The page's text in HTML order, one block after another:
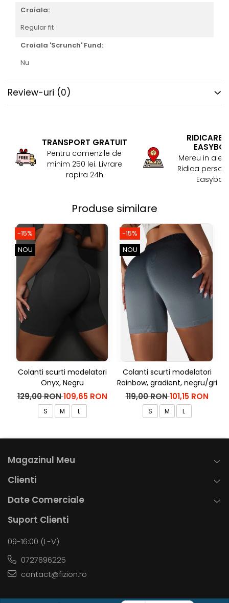
Croiala:
Regular fit
Croiala 'Scrunch' Fund:
Nu
Review-uri (0)
TRANSPORT GRATUIT
Pentru comenzile de
minim 250 lei. Livrare
rapira 24h
RIDICARE
Mereu in
Ridica
Easybox!
Produse similare
-15%
NOU
Colanti scurti modelatori
Onyx, Negru
129,00 RON109,65 RON
S M L
-15%
NOU
Colanti scurti modelatori
Rainbow, gradient, negru/gri
119,00 RON101,15 RON
S M L
Magazinul Meu
Clienti
Date Comerciale
Suport Clienti
09-16:00 (L-V)
0727696225
contact@fizion.ro